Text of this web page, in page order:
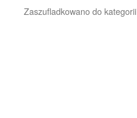
Zaszufladkowano do kategorii